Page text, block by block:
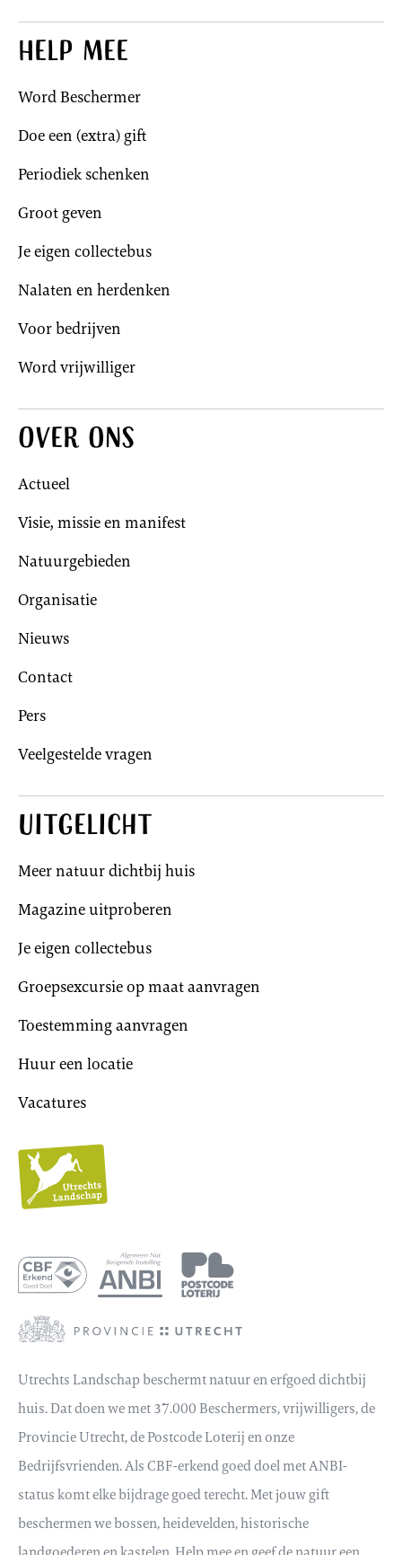
Help mee
Word Beschermer
Doe een (extra) gift
Periodiek schenken
Groot geven
Je eigen collectebus
Nalaten en herdenken
Voor bedrijven
Word vrijwilliger
Over ons
Actueel
Visie, missie en manifest
Natuurgebieden
Organisatie
Nieuws
Contact
Pers
Veelgestelde vragen
Uitgelicht
Meer natuur dichtbij huis
Magazine uitproberen
Je eigen collectebus
Groepsexcursie op maat aanvragen
Toestemming aanvragen
Huur een locatie
Vacatures
Utrechts Landschap beschermt natuur en erfgoed dichtbij
huis. Dat doen we met 37.000 Beschermers, vrijwilligers, de
Provincie Utrecht, de Postcode Loterij en onze
Bedrijfsvrienden. Als CBF-erkend goed doel met ANBI-
status komt elke bijdrage goed terecht. Met jouw gift
beschermen we bossen, heidevelden, historische